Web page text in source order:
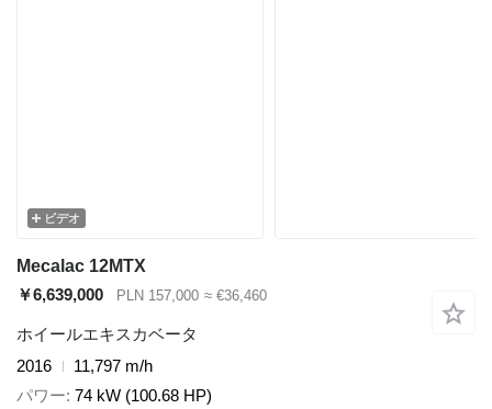
ビデオ
Mecalac 12MTX
￥6,639,000
PLN 157,000 ≈ €36,460
ホイールエキスカベータ
2016
11,797 m/h
パワー 74 kW (100.68 HP)